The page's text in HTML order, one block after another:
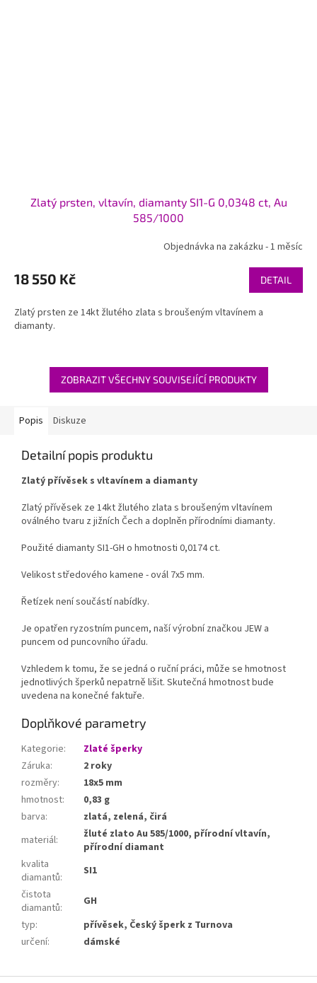
Zlatý prsten, vltavín, diamanty SI1-G 0,0348 ct, Au
585/1000
Objednávka na zakázku - 1 měsíc
18 550 Kč DETAIL
Zlatý prsten ze 14kt žlutého zlata s broušeným vltavínem a
diamanty.
ZOBRAZIT VŠECHNY SOUVISEJÍCÍ PRODUKTY
Popis Diskuze
Detailní popis produktu
Zlatý přívěsek s vltavínem a diamanty
Zlatý přívěsek ze 14kt žlutého zlata s broušeným vltavínem
oválného tvaru z jižních Čech a doplněn přírodními diamanty.
Použité diamanty SI1-GH o hmotnosti 0,0174 ct.
Velikost středového kamene - ovál 7x5 mm.
Řetízek není součástí nabídky.
Je opatřen ryzostním puncem, naší výrobní značkou JEW a
puncem od puncovního úřadu.
Vzhledem k tomu, že se jedná o ruční práci, může se hmotnost
jednotlivých šperků nepatrně lišit. Skutečná hmotnost bude
uvedena na konečné faktuře.
Doplňkové parametry
Kategorie:
Zlaté šperky
Záruka:
2 roky
rozměry:
18x5 mm
hmotnost:
0,83 g
barva:
zlatá, zelená, čirá
materiál:
žluté zlato Au 585/1000, přírodní vltavín,
přírodní diamant
kvalita
diamantů:
SI1
čistota
diamantů:
GH
typ:
přívěsek, Český šperk z Turnova
určení: dámské